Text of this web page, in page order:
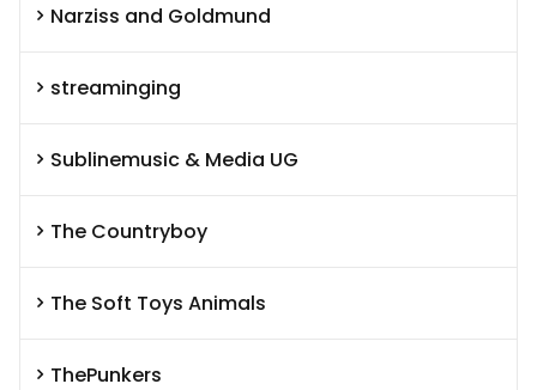
Narziss and Goldmund
streaminging
Sublinemusic & Media UG
The Countryboy
The Soft Toys Animals
ThePunkers